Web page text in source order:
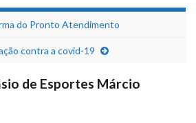
do Pronto Atendimento
contra a covid-19
de Esportes Márcio